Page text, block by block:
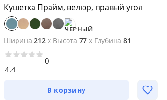
Кушетка Прайм, велюр, правый угол
Ширина 212 x Высота 77 x Глубина 81
4.4
0
В корзину